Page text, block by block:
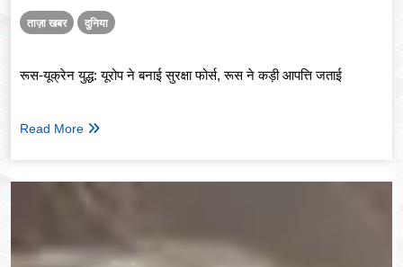
ताज़ा खबर दुनिया
रूस-यूक्रेन युद्ध: यूरोप ने बनाई सुरक्षा फोर्स, रूस ने कड़ी आपत्ति जताई
Read More